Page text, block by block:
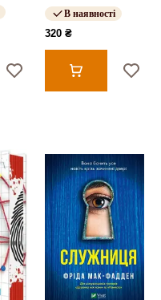
Том 2
В наявності
320 ₴